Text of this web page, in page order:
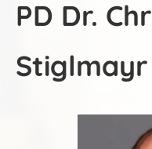
PD Dr.
Stiglmayr